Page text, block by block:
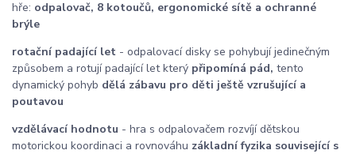
hře: odpalovač, 8 kotoučů, ergonomické sítě a ochranné
brýle
rotační padající let - odpalovací disky se pohybují jedinečným
způsobem a rotují padající let který připomíná pád, tento
dynamický pohyb dělá zábavu pro děti ještě vzrušující a
poutavou
vzdělávací hodnotu - hra s odpalovačem rozvíjí dětskou
motorickou koordinaci a rovnováhu základní fyzika související s